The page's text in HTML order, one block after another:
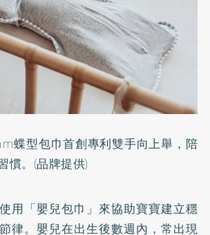
蝶型包巾首創專利雙手向上舉，陪
慣。(品牌提供)
用「嬰兒包巾」來協助寶寶建立穩
律。嬰兒在出生後數週內，常出現